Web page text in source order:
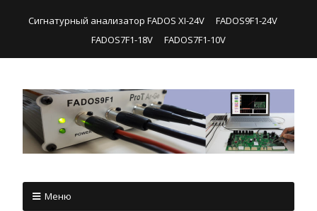
Сигнатурный анализатор FADOS XI-24V
FADOS9F1-24V
FADOS7F1-18V
FADOS7F1-10V
Меню